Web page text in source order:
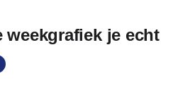
weekgrafiek je echt